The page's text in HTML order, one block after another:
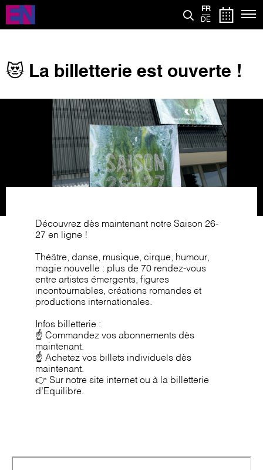
Aller
contenu
FR
DE
😻 La billetterie est ouverte !
Découvrez dès maintenant notre Saison 26-
27 en ligne !
Théâtre, danse, musique, cirque, humour,
magie nouvelle : plus de 70 rendez-vous
entre artistes émergents, figures
incontournables, créations romandes et
productions internationales.
Infos billetterie :
☝️ Commandez vos abonnements dès
maintenant.
☝️ Achetez vos billets individuels dès
maintenant.
👉 Sur notre site internet ou à la billetterie
d’Equilibre.